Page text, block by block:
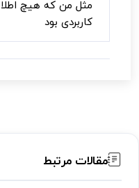
مثل من که هیچ
کاربردی بود
مقالات مرتبط